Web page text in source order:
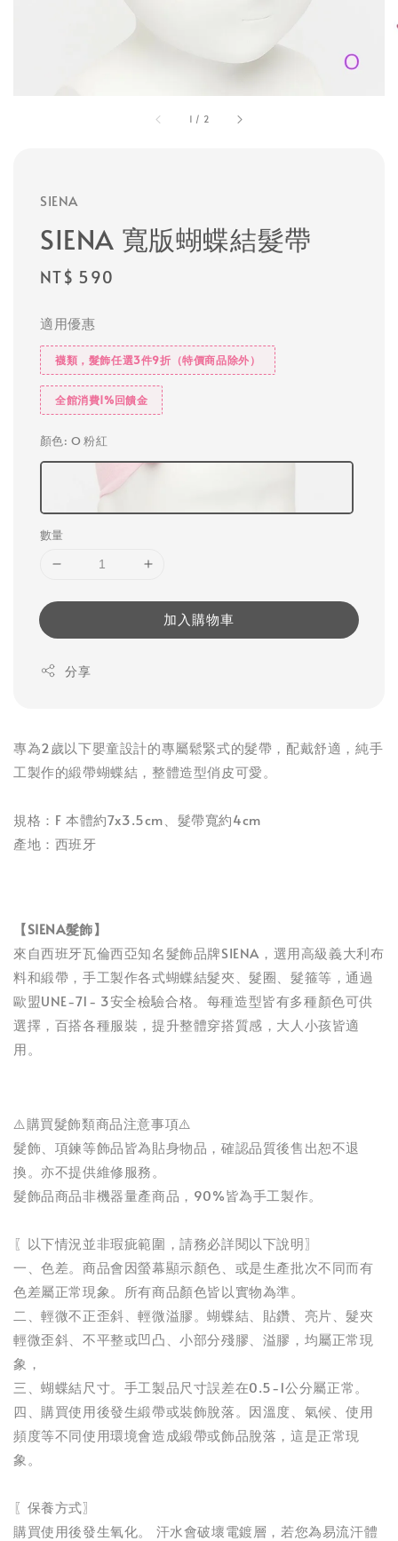
1 / 2
SIENA
SIENA 寬版蝴蝶結髮帶
Regular
NT$ 590
適用優惠
襪類，髮飾任選3件9折（特價商品除外）
全館消費1%回饋金
顏色: O 粉紅
數量
加入購物車
分享
專為2歲以下嬰童設計的專屬鬆緊式的髮帶，配戴舒適，純手
工製作的緞帶蝴蝶結，整體造型俏皮可愛。
規格：F 本體約7x3.5cm、髮帶寬約4cm
產地：西班牙
【SIENA髮飾】
來自西班牙瓦倫西亞知名髮飾品牌SIENA，選用高級義大利布
料和緞帶，手工製作各式蝴蝶結髮夾、髮圈、髮箍等，通過
歐盟UNE-71- 3安全檢驗合格。每種造型皆有多種顏色可供
選擇，百搭各種服裝，提升整體穿搭質感，大人小孩皆適
用。
⚠️購買髮飾類商品注意事項⚠️
髮飾、項鍊等飾品皆為貼身物品，確認品質後售出恕不退
換。亦不提供維修服務。
髮飾品商品非機器量產商品，90%皆為手工製作。
〖以下情況並非瑕疵範圍，請務必詳閱以下說明〗
一、色差。商品會因螢幕顯示顏色、或是生產批次不同而有
色差屬正常現象。所有商品顏色皆以實物為準。
二、輕微不正歪斜、輕微溢膠。蝴蝶結、貼鑽、亮片、髮夾
輕微歪斜、不平整或凹凸、小部分殘膠、溢膠，均屬正常現
象，
三、蝴蝶結尺寸。手工製品尺寸誤差在0.5-1公分屬正常。
四、購買使用後發生緞帶或裝飾脫落。因溫度、氣候、使用
頻度等不同使用環境會造成緞帶或飾品脫落，這是正常現
象。
〖保養方式〗
購買使用後發生氧化。 汗水會破壞電鍍層，若您為易流汗體